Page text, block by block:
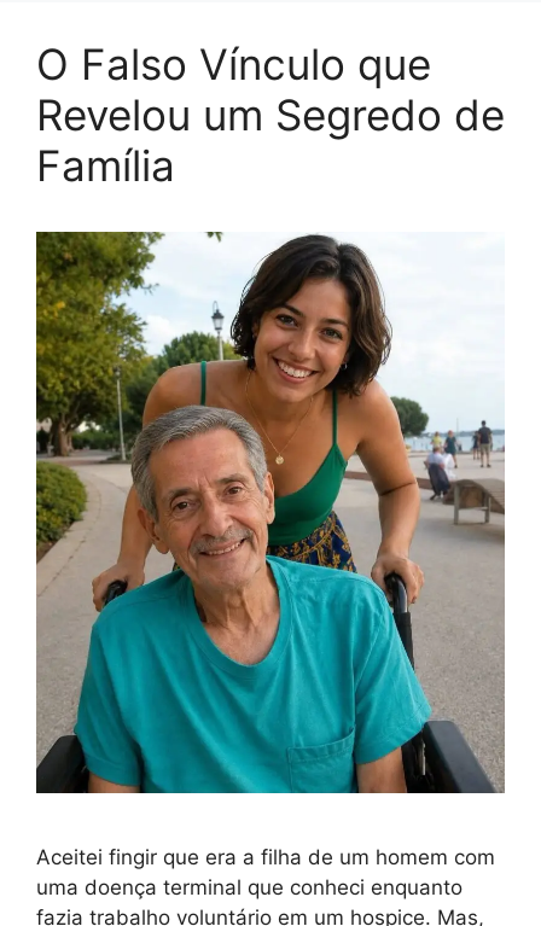
O Falso Vínculo que
Revelou um Segredo de
Família
Aceitei fingir que era a filha de um homem com
uma doença terminal que conheci enquanto
fazia trabalho voluntário em um hospice. Mas,